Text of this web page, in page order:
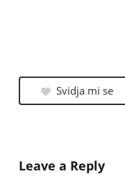
Svidja mi se
Leave a Reply